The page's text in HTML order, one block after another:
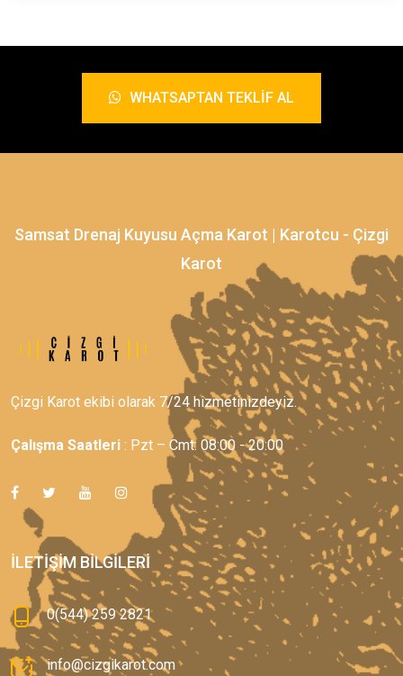
WHATSAPTAN TEKLIF AL
Samsat Drenaj Kuyusu Açma Karot | Karotcu - Çizgi
Karot
Çizgi Karot ekibi olarak 7/24 hizmetinizdeyiz.
Çalışma Saatleri : Pzt – Cmt: 08:00 - 20:00
İLETIŞIM BILGILERI
0(544) 259 2821
info@cizgikarot.com